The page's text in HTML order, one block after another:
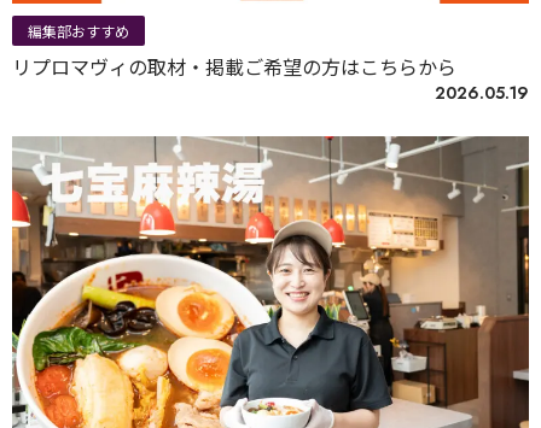
編集部おすすめ
リプロマヴィの取材・掲載ご希望の方はこちらから
2026.05.19